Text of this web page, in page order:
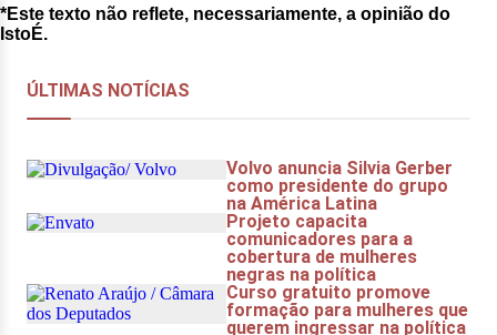
*Este texto não reflete, necessariamente, a opinião do
IstoÉ.